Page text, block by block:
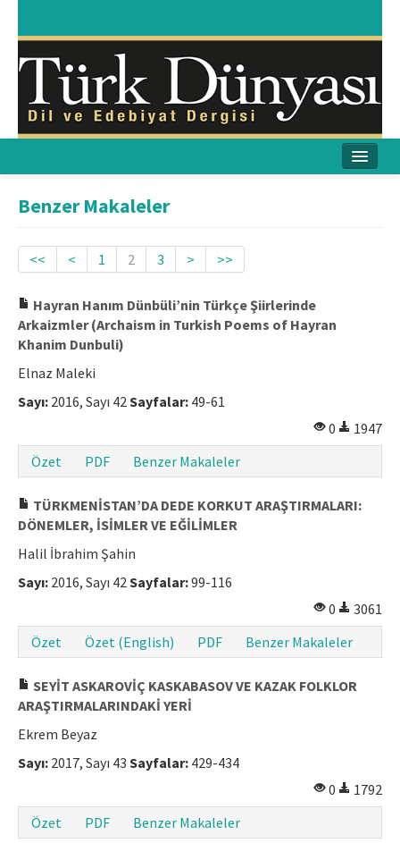
Yayın Kurulu
Yayın İlkeleri
Etik İlkeler
İletişim
ISSN: 1301-0077 · e-ISSN: 2651-5091
Benzer Makaleler
<< < 1 2 3 > >>
Hayran Hanım Dünbüli’nin Türkçe Şiirlerinde
Arkaizmler (Archaism in Turkish Poems of Hayran
Khanim Dunbuli)
Elnaz Maleki
Sayı: 2016, Sayı 42 Sayfalar: 49-61
0
1947
Özet
PDF Benzer Makaleler
TÜRKMENİSTAN’DA DEDE KORKUT ARAŞTIRMALARI:
DÖNEMLER, İSİMLER VE EĞİLİMLER
Halil İbrahim Şahin
Sayı: 2016, Sayı 42 Sayfalar:99-116
0
3061
Özet
Özet (English) PDF Benzer Makaleler
SEYİT ASKAROVİÇ KASKABASOV VE KAZAK FOLKLOR
ARAŞTIRMALARINDAKİ YERİ
Ekrem Beyaz
Sayı: 2017, Sayı 43 Sayfalar: 429-434
0
1792
Özet
PDF Benzer Makaleler